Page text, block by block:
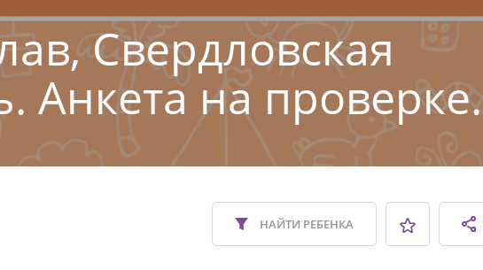
Свердловская
Анкета на проверке.
НАЙТИ РЕБЕНКА